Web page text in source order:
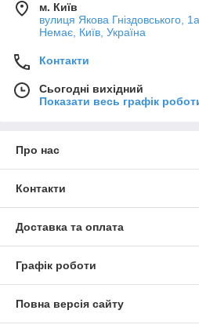
м. Київ
вулиця Якова Гніздовського,
Немає, Київ, Україна
Контакти
Сьогодні вихідний
Показати весь графік
Про нас
Контакти
Доставка та оплата
Графік роботи
Повна версія сайту